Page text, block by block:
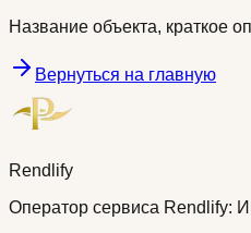
Название объекта, краткое
Вернуться на главную
Rendlify
Оператор сервиса Rendlify: